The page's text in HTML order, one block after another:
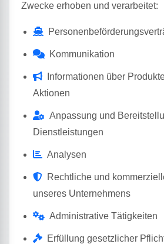
Zwecke erhoben und verarbeitet:
Kommunikation
Informationen über
Aktionen
Anpassung und
Dienstleistungen
Analysen
Rechtliche und
unseres Unternehmens
Administrative Tätigkeiten
Erfüllung gesetzlicher